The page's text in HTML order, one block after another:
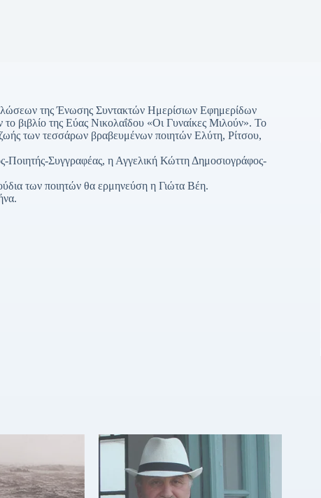
της Ένωσης Συντακτών Ημερίσιων Εφημερίδων
της Εύας Νικολαΐδου «Οι Γυναίκες Μιλούν». Το
των τεσσάρων βραβευμένων ποιητών Ελύτη, Ρίτσου,
Ποιητής-Συγγραφέας, η Αγγελική Κώττη Δημοσιογράφος-
των ποιητών θα ερμηνεύση η Γιώτα Βέη.